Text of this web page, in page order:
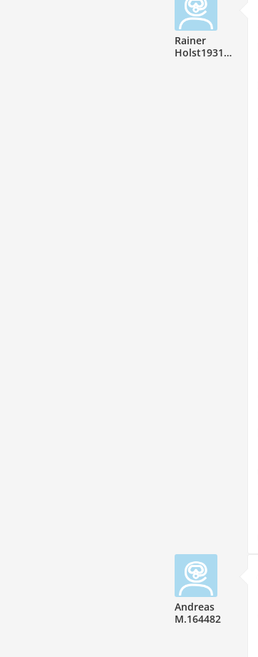
Rainer
Holst193112
Andreas
M.164482